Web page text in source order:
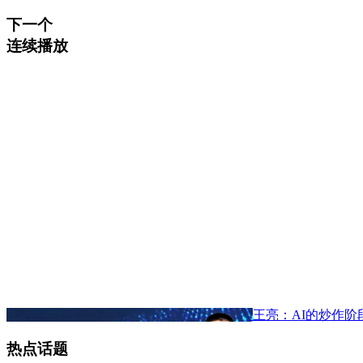
下一个
连续播放
王亮：AI的炒作阶
热点话题